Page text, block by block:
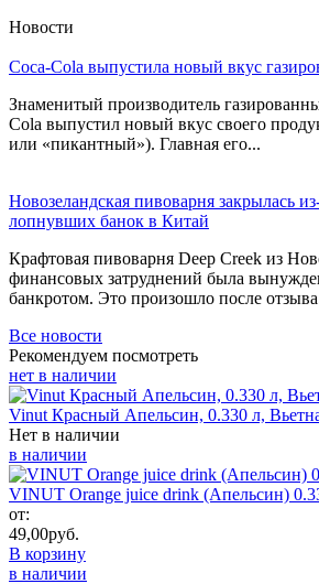
Новости
Coca-Cola выпустила новый вкус
Знаменитый производитель
Cola выпустил новый вкус своего
или «пикантный»). Главная его...
Новозеландская пивоварня закрылась
лопнувших банок в Китай
Крафтовая пивоварня Deep Creek из
финансовых затруднений была
банкротом. Это произошло после
Все новости
Рекомендуем посмотреть
нет в наличии
Vinut Красный Апельсин, 0.330 л,
Нет в наличии
в наличии
VINUT Orange juice drink (Апельсин)
от:
49,00руб.
В корзину
в наличии